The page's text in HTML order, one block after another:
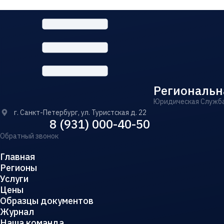
Юридическая
г. Санкт-Петербург, ул. Туристская д. 22
8 (931) 000-40-50
Обратный звонок
Главная
Регионы
Услуги
Цены
Образцы документов
Журнал